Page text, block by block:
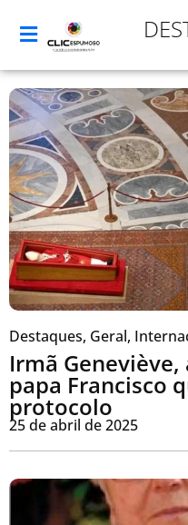
Destaques, Geral,
Irmã
papa Francisco
protocolo
25 de abril de 2025